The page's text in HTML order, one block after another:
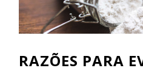
RAZÕES PARA